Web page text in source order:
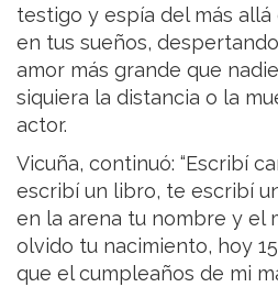
testigo y espía del más allá
en tus sueños,
amor más grande que
siquiera la distancia o la
actor.
Vicuña, continuó: “Escribí
escribí un libro, te escribí
en la arena tu nombre y el
olvido tu nacimiento, hoy
que el cumpleaños de mi